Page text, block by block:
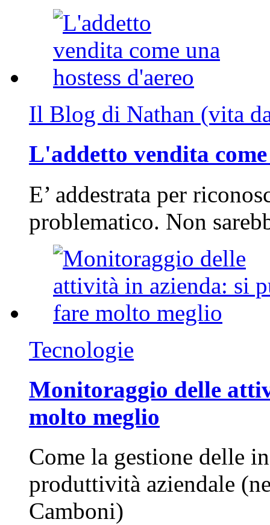
Il Blog di Nathan (vita
L'addetto vendita
E’ addestrata per
problematico. Non
Tecnologie
Monitoraggio delle
molto meglio
Come la gestione delle
produttività aziendale
Camboni)